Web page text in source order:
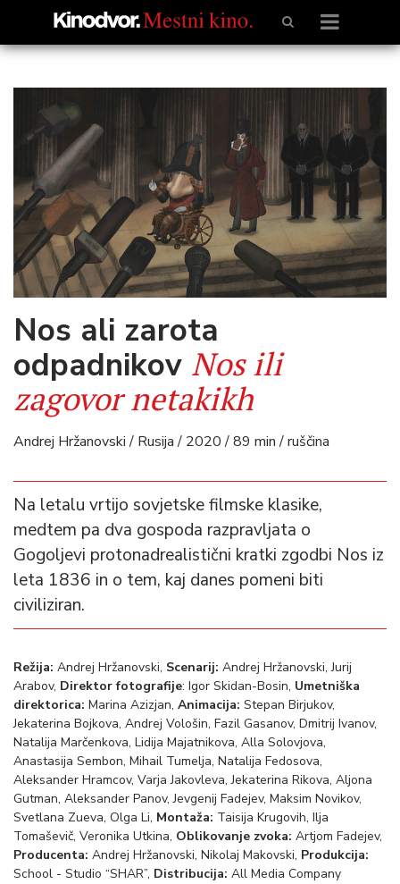
Nos ali zarota
odpadnikov Nos ili
zagovor netakikh
Andrej Hržanovski / Rusija / 2020 / 89 min / ruščina
Na letalu vrtijo sovjetske filmske klasike,
medtem pa dva gospoda razpravljata o
Gogoljevi protonadrealistični kratki zgodbi Nos iz
leta 1836 in o tem, kaj danes pomeni biti
civiliziran.
Režija: Andrej Hržanovski, Scenarij: Andrej Hržanovski, Jurij
Arabov, Direktor fotografije: Igor Skidan-Bosin, Umetniška
direktorica: Marina Azizjan, Animacija: Stepan Birjukov,
Jekaterina Bojkova, Andrej Vološin, Fazil Gasanov, Dmitrij Ivanov,
Natalija Marčenkova, Lidija Majatnikova, Alla Solovjova,
Anastasija Sembon, Mihail Tumelja, Natalija Fedosova,
Aleksander Hramcov, Varja Jakovleva, Jekaterina Rikova, Aljona
Gutman, Aleksander Panov, Jevgenij Fadejev, Maksim Novikov,
Svetlana Zueva, Olga Li, Montaža: Taisija Krugovih, Ilja
Tomaševič, Veronika Utkina, Oblikovanje zvoka: Artjom Fadejev,
Producenta: Andrej Hržanovski, Nikolaj Makovski, Produkcija:
School - Studio “SHAR”, Distribucija: All Media Company